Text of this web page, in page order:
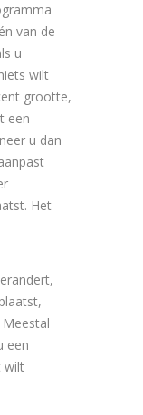
van de
u
wilt
grootte,
een
u dan
Het
een
wilt